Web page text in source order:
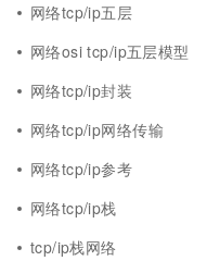
网络tcp/ip五层
网络osi tcp/ip五层模型
网络tcp/ip封装
网络tcp/ip网络传输
网络tcp/ip参考
网络tcp/ip栈
tcp/ip栈网络